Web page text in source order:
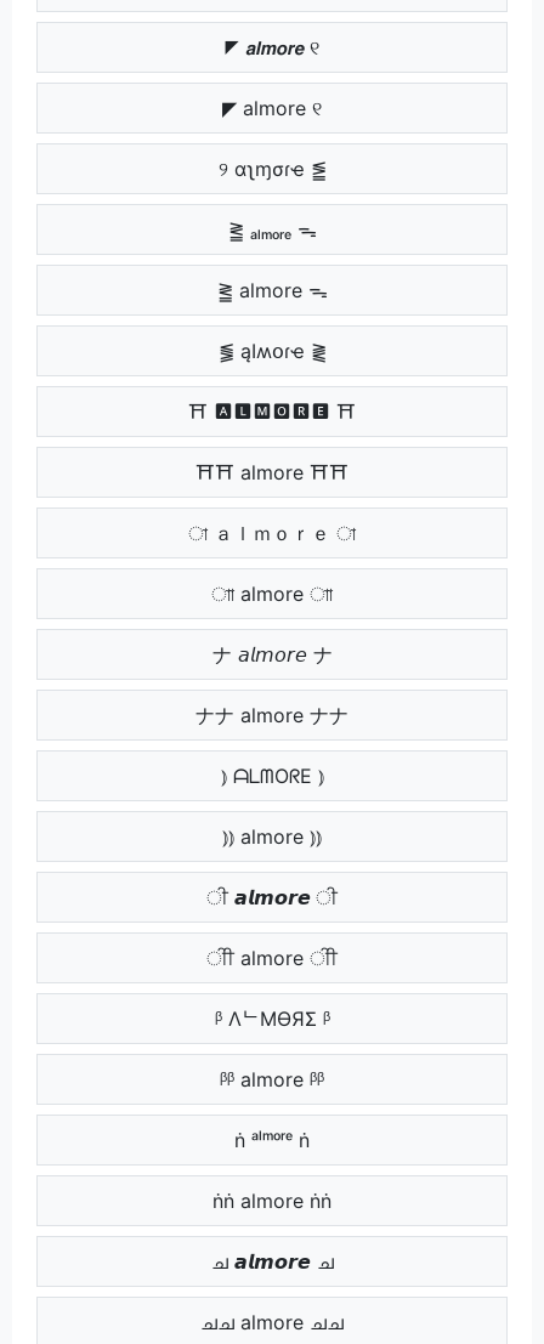
◤ 𝙖𝙡𝙢𝙤𝙧𝙚 ୧
◤ almore ୧
୨ αʅɱσɾҽ ⪑
⪒ ₐₗₘₒᵣₑ ᯓ
⪒ almore ᯓ
⪓ ąӀʍօɾҽ ⪔
⛩ 🅰🅻🅼🅾🆁🅴 ⛩
⛩⛩ almore ⛩⛩
া ａｌｍｏｒｅ া
াা almore াা
ナ 𝘢𝘭𝘮𝘰𝘳𝘦 ナ
ナナ almore ナナ
⦆ ᗩᒪᗰOᖇE ⦆
⦆⦆ almore ⦆⦆
ੀ 𝙖𝙡𝙢𝙤𝙧𝙚 ੀ
ੀੀ almore ੀੀ
ᵝ ΛᄂMӨЯΣ ᵝ
ᵝᵝ almore ᵝᵝ
ṅ ᵃˡᵐᵒʳᵉ ṅ
ṅṅ almore ṅṅ
ച 𝙖𝙡𝙢𝙤𝙧𝙚 ച
ചച almore ചച